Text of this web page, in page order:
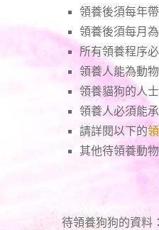
領養後須每年
領養後須每月
所有領養程序
領養人能為動
領養貓狗的人
領養人必須能
請詳閱以下的
其他待領養動
待領養狗狗的資料：